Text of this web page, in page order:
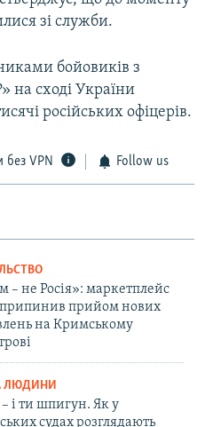
зі служби.
бойовиків з
на сході України
російських офіцерів.
без VPN Follow us
– не Росія»: маркетплейс
припинив прийом нових
на Кримському
ЛЮДИНИ
і ти шпигун. Як у
судах розглядають